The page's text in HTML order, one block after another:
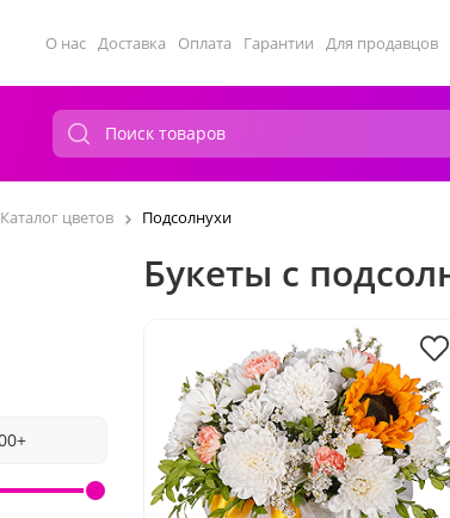
О нас Доставка Оплата Гарантии Для продавцов
Каталог цветов Подсолнухи
Букеты с